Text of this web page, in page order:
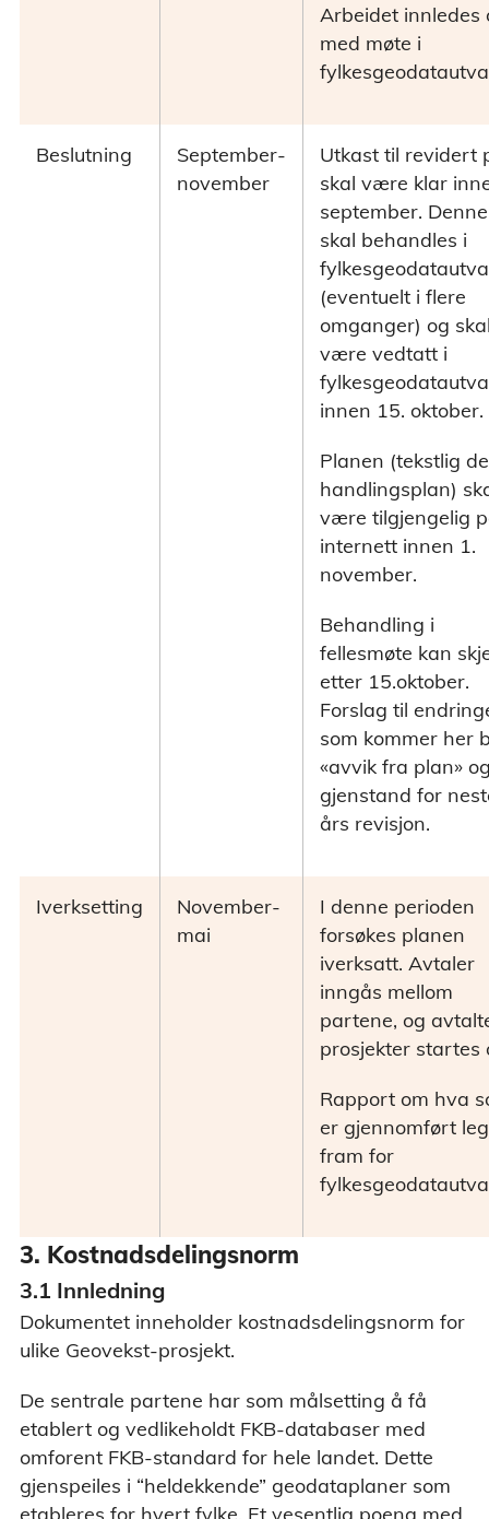
Arbeidet innledes
med møte i
Beslutning
September-
november
Utkast til revidert
skal være klar
september. Denne
skal behandles i
(eventuelt i flere
omganger) og
være vedtatt i
innen 15. oktober.
Planen (tekstlig
handlingsplan)
være tilgjengelig
internett innen 1.
november.
Behandling i
fellesmøte kan
etter 15.oktober.
Forslag til
som kommer her
«avvik fra plan»
gjenstand for
års revisjon.
Iverksetting
November-
mai
I denne perioden
forsøkes planen
iverksatt. Avtaler
inngås mellom
partene, og
prosjekter startes
Rapport om hva
er gjennomført
fram for
3. Kostnadsdelingsnorm
3.1 Innledning
Dokumentet inneholder kostnadsdelingsnorm for
ulike Geovekst-prosjekt.
De sentrale partene har som målsetting å få
etablert og vedlikeholdt FKB-databaser med
omforent FKB-standard for hele landet. Dette
gjenspeiles i “heldekkende” geodataplaner som